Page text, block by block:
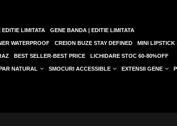
LIMITATA GENE BANDA | EDITIE LIMITATA
WATERPROOF CREION BUZE STAY DEFINED MINI LIPSTICK
BEST SELLER-BEST PRICE LICHIDARE STOC 60-80%OFF
NATURAL SMOCURI ACCESSIBLE EXTENSII GENE